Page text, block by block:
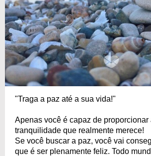
"Traga a paz até a sua vida!"
Apenas você é capaz de proporcionar
tranquilidade que realmente merece!
Se você buscar a paz, você vai
que é ser plenamente feliz. Todo